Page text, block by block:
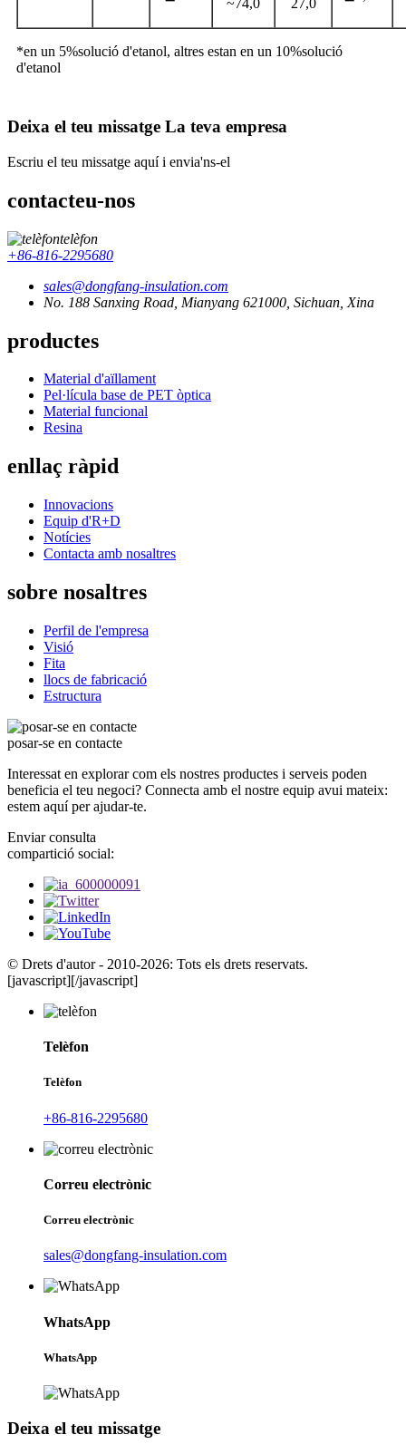
~74,0 27,0
*en un 5%solució d'etanol, altres estan en un 10%solució
d'etanol
Deixa el teu missatge La teva empresa
Escriu el teu missatge aquí i envia'ns-el
contacteu-nos
telèfon
+86-816-2295680
sales@dongfang-insulation.com
No. 188 Sanxing Road, Mianyang 621000, Sichuan, Xina
productes
Material d'aïllament
Pel·lícula base de PET òptica
Material funcional
Resina
enllaç ràpid
Innovacions
Equip d'R+D
Notícies
Contacta amb nosaltres
sobre nosaltres
Perfil de l'empresa
Visió
Fita
llocs de fabricació
Estructura
posar-se en contacte
Interessat en explorar com els nostres productes i serveis poden
beneficia el teu negoci? Connecta amb el nostre equip avui mateix:
estem aquí per ajudar-te.
Enviar consulta
compartició social:
© Drets d'autor - 2010-2026: Tots els drets reservats.
[javascript][/javascript]
Telèfon
Telèfon
+86-816-2295680
Correu electrònic
Correu electrònic
sales@dongfang-insulation.com
WhatsApp
WhatsApp
Deixa el teu missatge